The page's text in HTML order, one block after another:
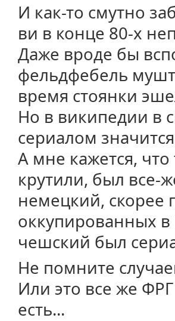
И как-то смутно
ви в конце 80-х
Даже вроде бы
фельдфебель
время стоянки
Но в википедии в
сериалом
А мне кажется,
крутили, был все-
немецкий, скорее
оккупированных
чешский был
Не помните
Или это все же
есть...